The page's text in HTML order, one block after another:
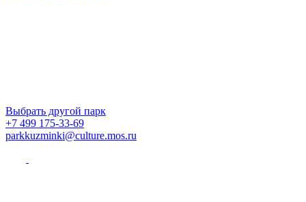
Выбрать другой парк
+7 499 175-33-69
parkkuzminki@culture.mos.ru